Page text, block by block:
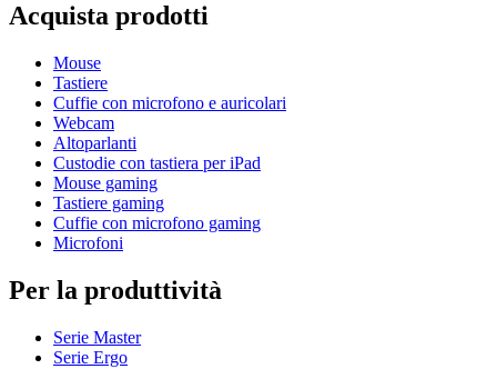
Acquista prodotti
Mouse
Tastiere
Cuffie con microfono e auricolari
Webcam
Altoparlanti
Custodie con tastiera per iPad
Mouse gaming
Tastiere gaming
Cuffie con microfono gaming
Microfoni
Per la produttività
Serie Master
Serie Ergo